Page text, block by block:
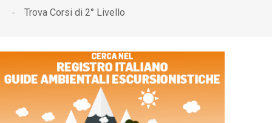
Trova Corsi di 2° Livello